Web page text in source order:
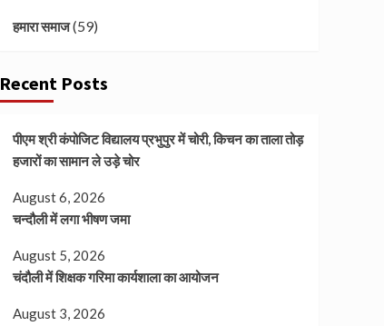
हमारा समाज(59)
Recent Posts
पीएम श्री कंपोजिट विद्यालय प्रभुपुर में चोरी, किचन का ताला तोड़
हजारों का सामान ले उड़े चोर
August 6, 2026
चन्दौली में लगा भीषण जमा
August 5, 2026
चंदौली में शिक्षक गरिमा कार्यशाला का आयोजन
August 3, 2026